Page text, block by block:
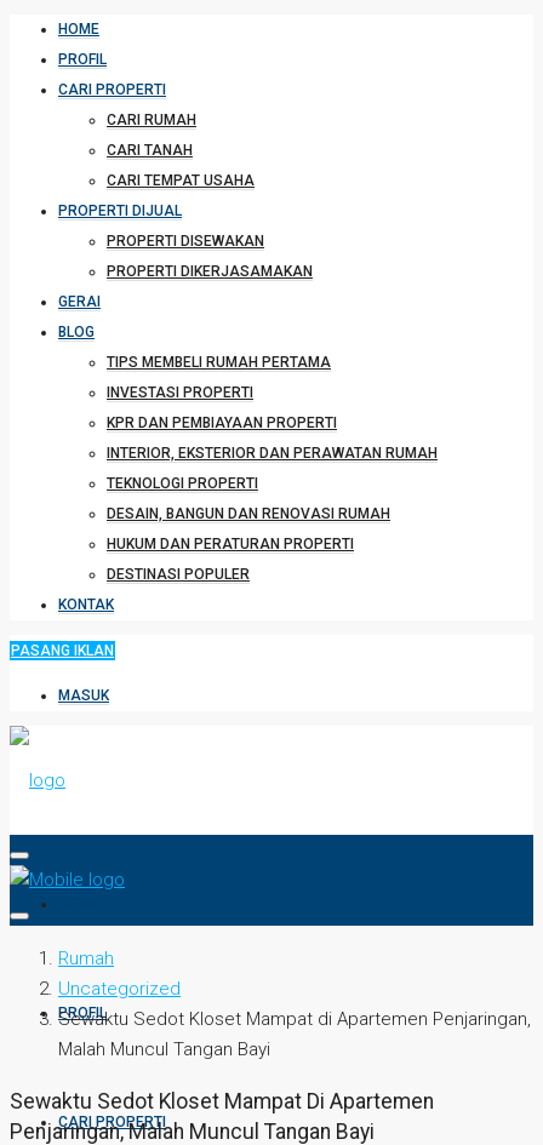
HOME
PROFIL
CARI PROPERTI
CARI RUMAH
CARI TANAH
CARI TEMPAT USAHA
PROPERTI DIJUAL
PROPERTI DISEWAKAN
PROPERTI DIKERJASAMAKAN
GERAI
BLOG
TIPS MEMBELI RUMAH PERTAMA
INVESTASI PROPERTI
KPR DAN PEMBIAYAAN PROPERTI
INTERIOR, EKSTERIOR DAN PERAWATAN RUMAH
TEKNOLOGI PROPERTI
DESAIN, BANGUN DAN RENOVASI RUMAH
HUKUM DAN PERATURAN PROPERTI
DESTINASI POPULER
KONTAK
PASANG IKLAN
MASUK
PROFIL
CARI PROPERTI
Rumah
Uncategorized
Sewaktu Sedot Kloset Mampat di Apartemen Penjaringan,
Malah Muncul Tangan Bayi
Sewaktu Sedot Kloset Mampat Di Apartemen
Penjaringan, Malah Muncul Tangan Bayi